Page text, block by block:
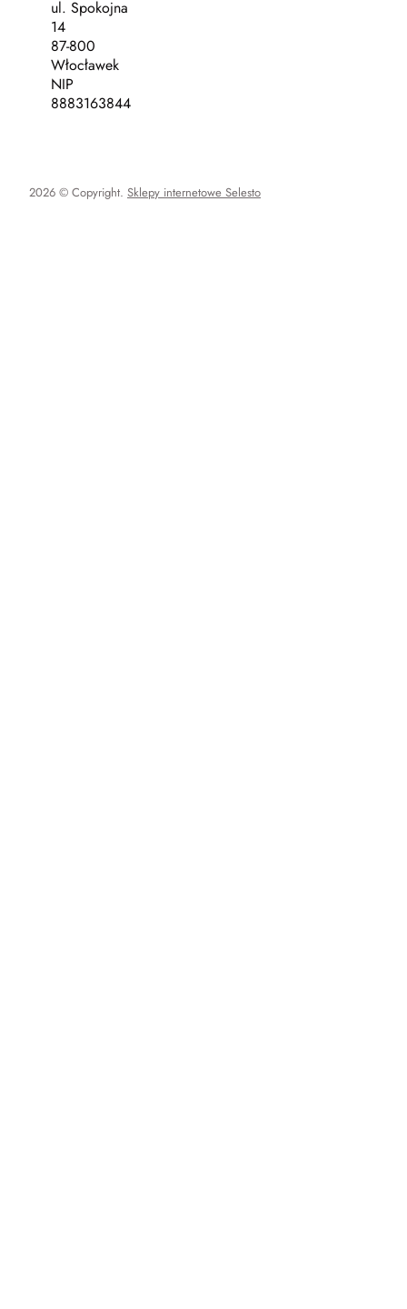
ul. Spokojna
14
87-800
Włocławek
NIP
8883163844
2026 © Copyright. Sklepy internetowe Selesto